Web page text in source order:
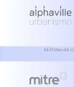
Milhões de